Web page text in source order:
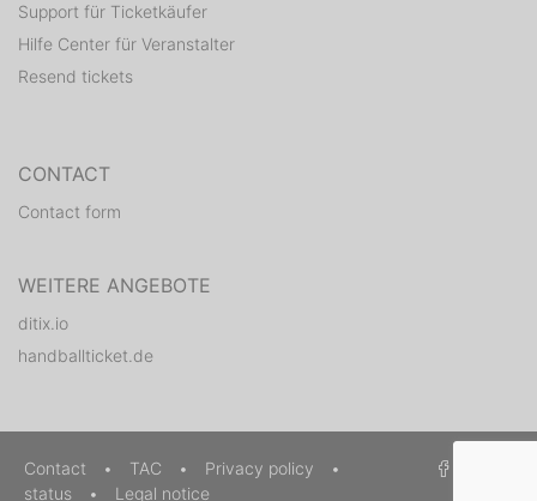
Support für Ticketkäufer
Hilfe Center für Veranstalter
Resend tickets
CONTACT
Contact form
WEITERE ANGEBOTE
ditix.io
handballticket.de
Contact • TAC • Privacy policy
•
status
• Legal notice